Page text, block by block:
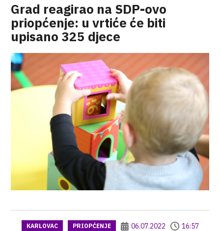
Grad reagirao na SDP-ovo
priopćenje: u vrtiće će biti
upisano 325 djece
KARLOVAC PRIOPĆENJE 06.07.2022 16:57